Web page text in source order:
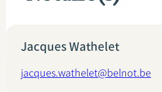
Jacques Wathelet
jacques.wathelet@belnot.be